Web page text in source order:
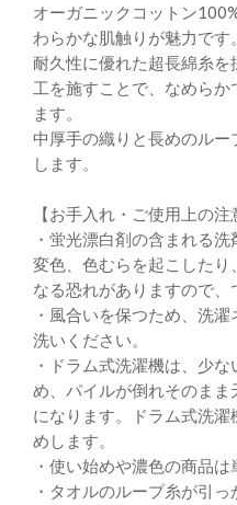
オーガニックコットン
わらかな肌触りが魅力です。
耐久性に優れた超長綿糸
工を施すことで、なめら
ます。
中厚手の織りと長めのル
します。
【お手入れ・ご使用上の注
・蛍光漂白剤の含まれる
変色、色むらを起こしたり
なる恐れがありますので、
・風合いを保つため、洗
洗いください。
・ドラム式洗濯機は、少
め、パイルが倒れそのま
になります。ドラム式洗
めします。
・使い始めや濃色の商品は
・タオルのループ糸が引